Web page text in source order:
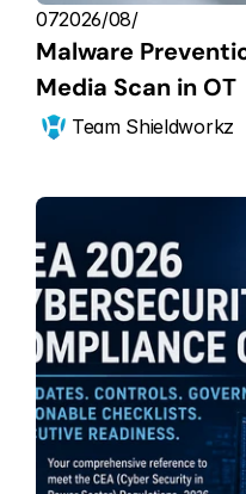
07‏/08‏/2026
Malware
Media Scan in OT
Team Shieldworkz